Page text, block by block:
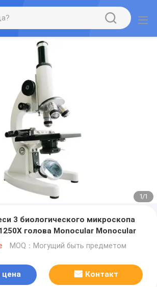
1/1
3 биологического микроскопа
голова Monocular Monocular
MOQ：Могущий быть предметом
Контакт